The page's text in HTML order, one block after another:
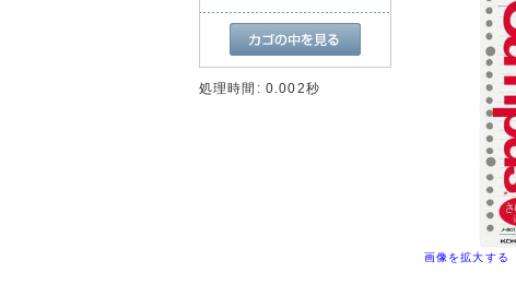
処理時間: 0.002秒
画像を拡大する